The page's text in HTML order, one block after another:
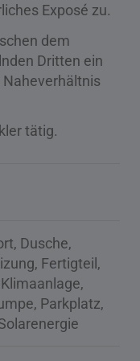
Exposé zu.
dem
Dritten ein
tätig.
Dusche
Fertigteil
Klimaanlage
Parkplatz